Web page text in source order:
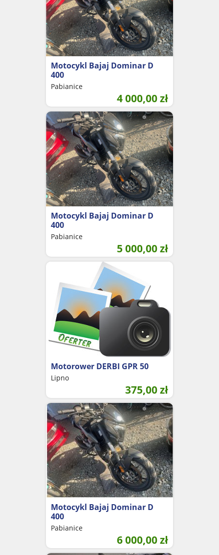
Motocykl Bajaj Dominar D
400
Pabianice
4 000,00zł
Motocykl Bajaj Dominar D
400
Pabianice
5 000,00zł
Motorower DERBI GPR 50
Lipno
375,00zł
Motocykl Bajaj Dominar D
400
Pabianice
6 000,00zł